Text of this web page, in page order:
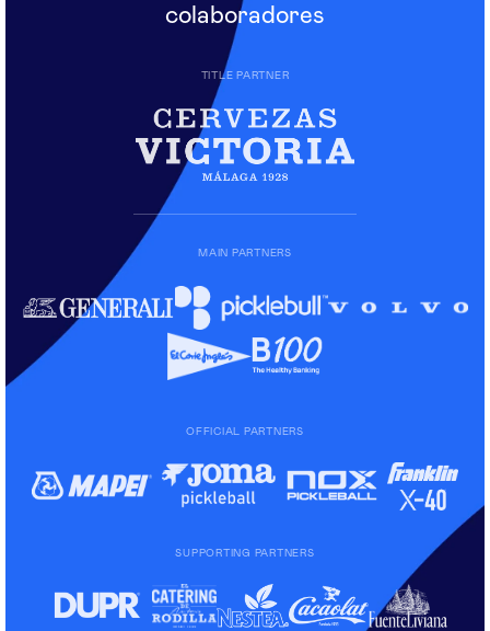
colaboradores
TITLE PARTNER
MAIN PARTNERS
OFFICIAL PARTNERS
SUPPORTING PARTNERS